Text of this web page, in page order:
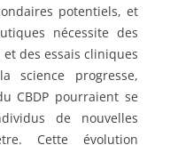
potentiels, et
nécessite des
des essais cliniques
science progresse,
CBDP pourraient se
de nouvelles
Cette évolution